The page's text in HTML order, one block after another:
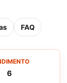
FAQ
6